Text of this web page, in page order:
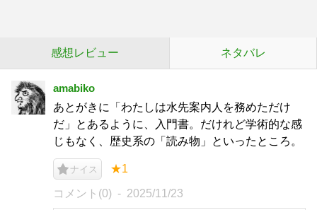
感想レビュー ネタバレ
amabiko
あとがきに「わたしは水先案内人を務めただけ
だ」とあるように、入門書。だけれど学術的な感
じもなく、歴史系の「読み物」といったところ。
ナイス ★1
コメント(0) 2025/11/23